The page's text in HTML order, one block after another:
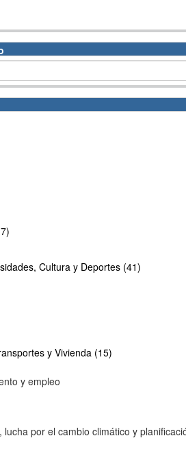
Cultura y Deportes (41)
y Vivienda (15)
y empleo
lucha por el cambio climático y